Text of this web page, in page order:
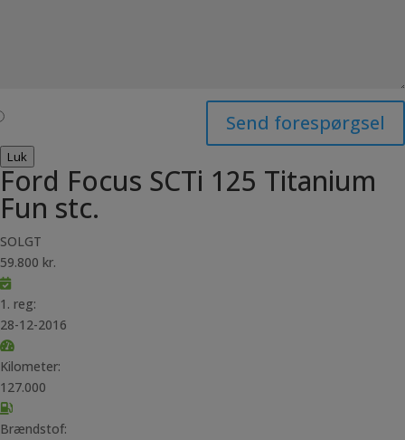
Send forespørgsel
Luk
Ford Focus SCTi 125 Titanium
Fun stc.
SOLGT
59.800 kr.
1. reg:
28-12-2016
Kilometer:
127.000
Brændstof: